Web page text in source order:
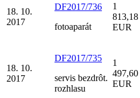
18. 10.
2017
DF2017/736
fotoaparát
1
813,18
EUR
18. 10.
2017
DF2017/735
servis bezdrôt.
rozhlasu
1
497,60
EUR